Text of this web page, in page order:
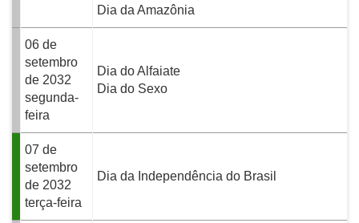
Dia da Amazônia
06 de
setembro
de 2032
segunda-
feira
Dia do Alfaiate
Dia do Sexo
07 de
setembro
de 2032
terça-feira
Dia da Independência do Brasil